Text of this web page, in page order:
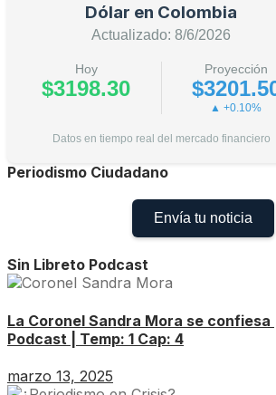
Dólar en Colombia
Actualizado: 8/6/2026
Hoy
$3198.30
Proyección
▲ +0.10%
Datos en tiempo real del mercado financiero
Periodismo Ciudadano
Envía tu noticia
Sin Libreto Podcast
La Coronel Sandra Mora se confiesa
Podcast | Temp: 1 Cap: 4
marzo 13, 2025